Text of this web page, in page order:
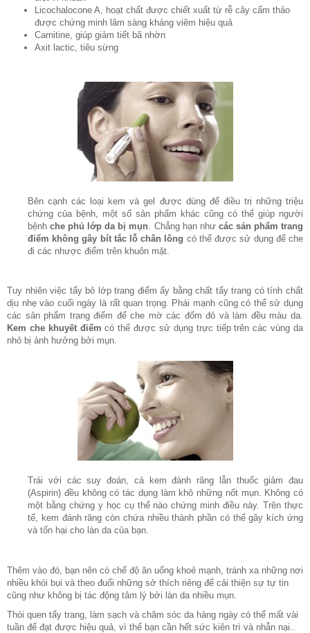
Licochalocone A, hoạt chất được chiết xuất từ rễ cây cẩm thảo
được chứng minh lâm sàng kháng viêm hiệu quả
Carnitine, giúp giảm tiết bã nhờn
Axit lactic, tiêu sừng
Bên cạnh các loại kem và gel được dùng để điều trị những triệu
chứng của bệnh, một số sản phẩm khác cũng có thể giúp người
bệnhche phủ lớp da bị mụn . Chẳng hạn như các sản phẩm trang
điểm không gây bít tắc lỗ chân lông có thể được sử dụng để che
đi các nhược điểm trên khuôn mặt.
Tuy nhiên việc tẩy bỏ lớp trang điểm ấy bằng chất tẩy trang có tính chất
dịu nhẹ vào cuối ngày là rất quan trọng. Phái mạnh cũng có thể sử dụng
các sản phẩm trang điểm để che mờ các đốm đỏ và làm đều màu da.
Kem che khuyết điểm có thể được sử dụng trực tiếp trên các vùng da
nhỏ bị ảnh hưởng bởi mụn.
Trái với các suy đoán, cả kem đánh răng lẫn thuốc giảm đau
(Aspirin) đều không có tác dụng làm khô những nốt mụn. Không có
một bằng chứng y học cụ thể nào chứng minh điều này. Trên thực
tế, kem đánh răng còn chứa nhiều thành phần có thể gây kích ứng
và tổn hại cho làn da của bạn.
Thêm vào đó, bạn nên có chế độ ăn uống khoẻ mạnh, tránh xa những nơi
nhiều khói bụi và theo đuổi những sở thích riêng để cải thiện sự tự tin
cũng như không bị tác động tâm lý bởi làn da nhiều mụn.
Thói quen tẩy trang, làm sạch và chăm sóc da hàng ngày có thể mất vài
tuần để đạt được hiệu quả, vì thế bạn cần hết sức kiên trì và nhẫn nại..